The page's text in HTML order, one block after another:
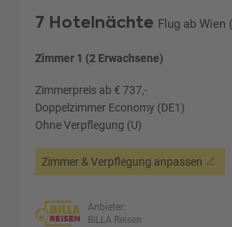
7 Hotelnächte Flug ab Wien
Zimmer 1 (2 Erwachsene)
Zimmerpreis ab € 737,-
Doppelzimmer Economy (DE1)
Ohne Verpflegung (U)
Zimmer & Verpflegung anpassen
Anbieter:
BILLA Reisen